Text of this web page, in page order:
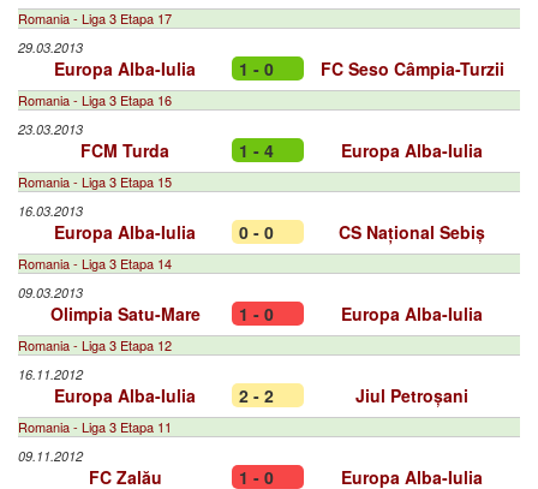
Romania - Liga 3 Etapa 17
29.03.2013
Europa Alba-Iulia 1 - 0 FC Seso Câmpia-Turzii
Romania - Liga 3 Etapa 16
23.03.2013
FCM Turda 1 - 4 Europa Alba-Iulia
Romania - Liga 3 Etapa 15
16.03.2013
Europa Alba-Iulia 0 - 0 CS Național Sebiș
Romania - Liga 3 Etapa 14
09.03.2013
Olimpia Satu-Mare 1 - 0 Europa Alba-Iulia
Romania - Liga 3 Etapa 12
16.11.2012
Europa Alba-Iulia 2 - 2 Jiul Petroșani
Romania - Liga 3 Etapa 11
09.11.2012
FC Zalău 1 - 0 Europa Alba-Iulia